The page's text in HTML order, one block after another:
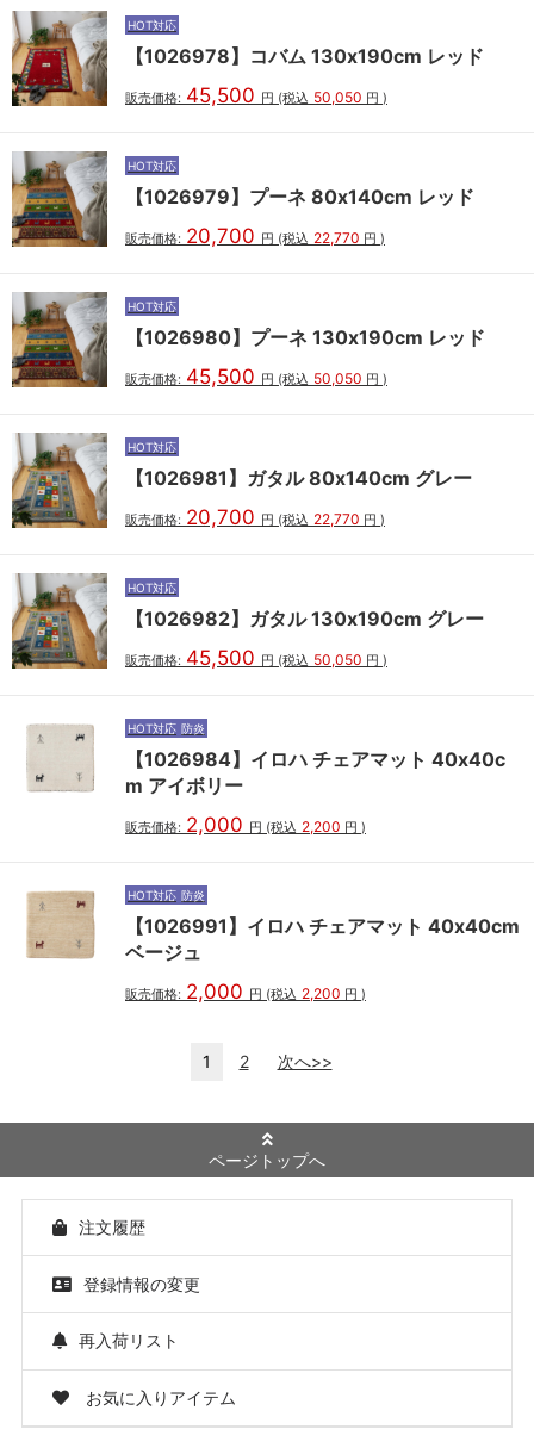
HOT対応
【1026978】コバム 130x190cm レッド
販売価格: 45,500 円 (税込 50,050 円 )
HOT対応
【1026979】プーネ 80x140cm レッド
販売価格: 20,700 円 (税込 22,770 円 )
HOT対応
【1026980】プーネ 130x190cm レッド
販売価格: 45,500 円 (税込 50,050 円 )
HOT対応
【1026981】ガタル 80x140cm グレー
販売価格: 20,700 円 (税込 22,770 円 )
HOT対応
【1026982】ガタル 130x190cm グレー
販売価格: 45,500 円 (税込 50,050 円 )
HOT対応 防炎
【1026984】イロハ チェアマット 40x40c
m アイボリー
販売価格: 2,000 円 (税込 2,200 円 )
HOT対応 防炎
【1026991】イロハ チェアマット 40x40cm
ベージュ
販売価格: 2,000 円 (税込 2,200 円 )
1 2 次へ>>
ページトップへ
注文履歴
登録情報の変更
再入荷リスト
お気に入りアイテム